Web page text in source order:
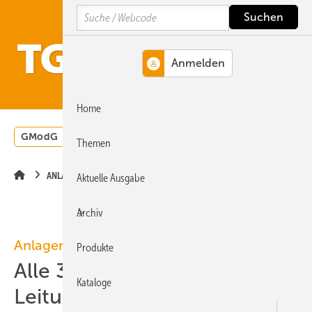
Hauptinhalt
Hauptmenü
SiteSearch
GModG Wärmepumpe
ANLAGENTECHNIK
Anlagentechnik
Alle 30 Sekunden ein
Leitungswasserschaden
Search
Home
Themen
Aktuelle Ausgabe
Archiv
Produkte
Kataloge